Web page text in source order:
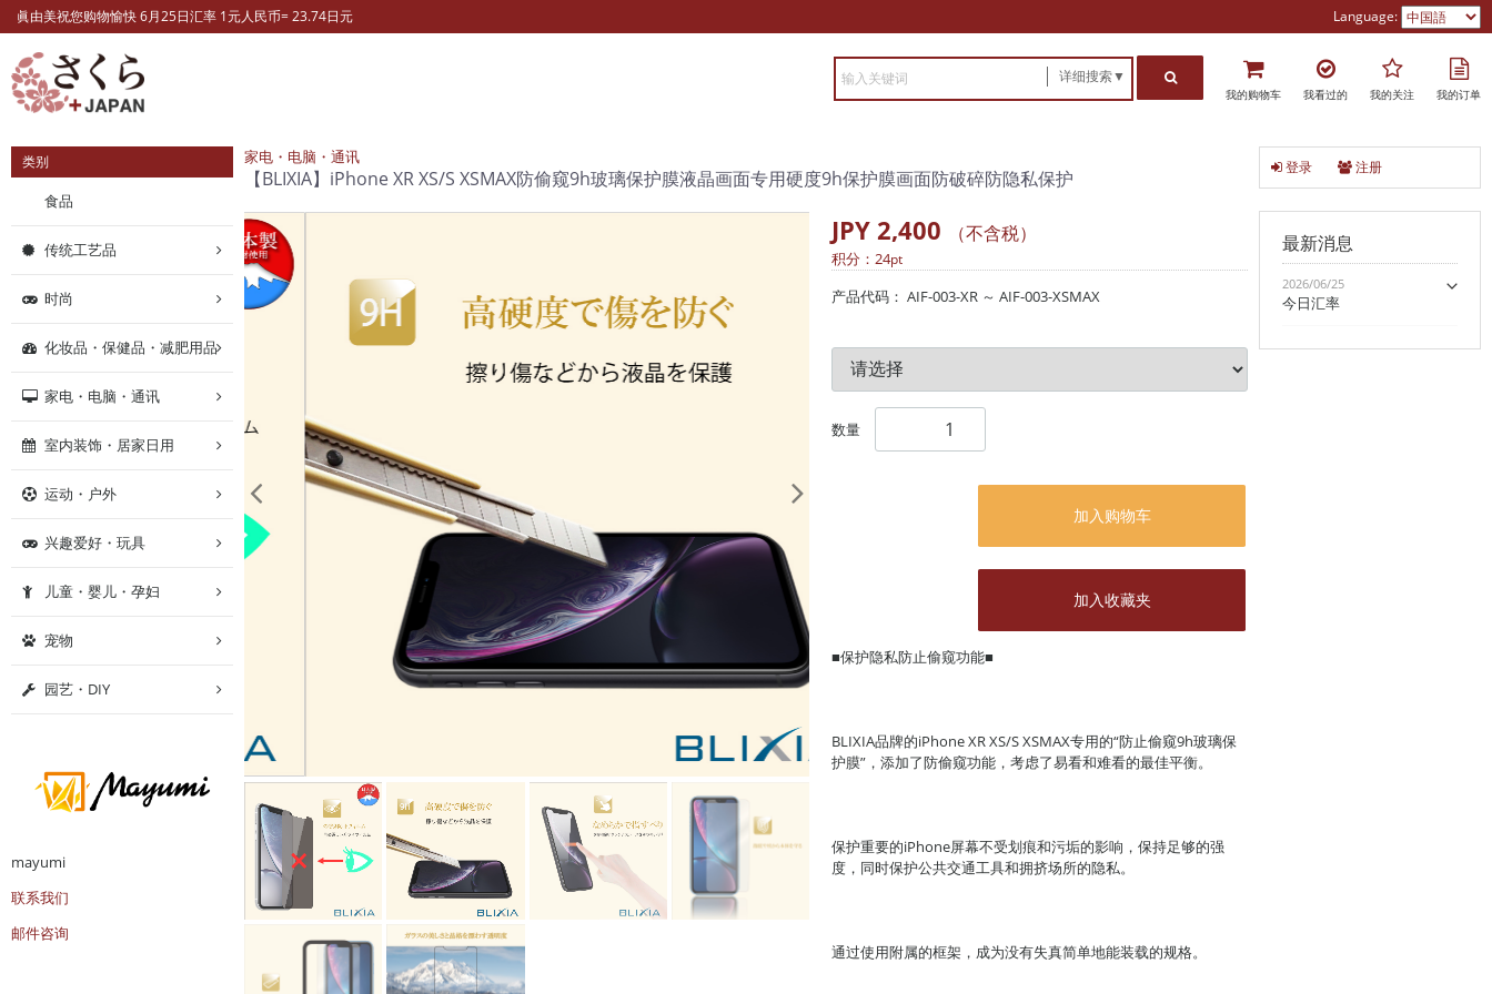
眞由美祝您购物愉快 6月25日汇率 1元人民币= 23.74日元 Language:
详细搜索▼
我的购物车 我看过的 我的关注 我的订单
家电・电脑・通讯
【BLIXIA】iPhone XR XS/S XSMAX防偷窥9h玻璃保护膜液晶画面专用硬度9h保护膜画面防破碎防隐私保护
JPY 2,400 （不含税）
积分： 24pt
产品代码： AIF-003-XR ～ AIF-003-XSMAX
数量
加入购物车
加入收藏夹
■保护隐私防止偷窥功能■
BLIXIA品牌的iPhone XR XS/S XSMAX专用的“防止偷窥9h玻璃保
护膜”，添加了防偷窥功能，考虑了易看和难看的最佳平衡。
保护重要的iPhone屏幕不受划痕和污垢的影响，保持足够的强
度，同时保护公共交通工具和拥挤场所的隐私。
通过使用附属的框架，成为没有失真简单地能装载的规格。
类别
食品
传统工艺品
时尚
化妆品・保健品・减肥用品
家电・电脑・通讯
室内装饰・居家日用
运动・户外
兴趣爱好・玩具
儿童・婴儿・孕妇
宠物
园艺・DIY
mayumi
联系我们
邮件咨询
登录 注册
最新消息
2026/06/25
今日汇率